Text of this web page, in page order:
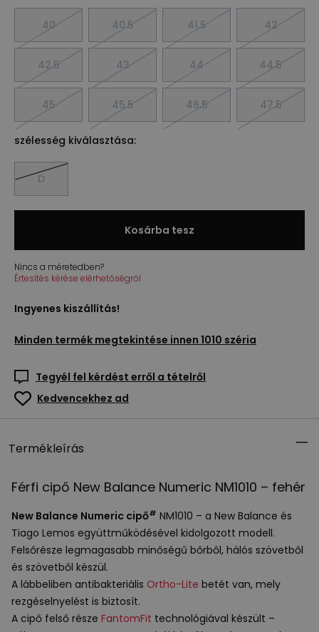
40 40.5 41.5 42
42.5 43 44 44.5
45 45.5 46.5 47.5
szélesség kiválasztása:
D
Kosárba tesz
Nincs a méretedben?
Értesítés kérése elérhetőségről
Ingyenes kiszállítás!
Minden termék megtekintése innen 1010 széria
Tegyél fel kérdést erről a tételről
Kedvencekhez ad
Termékleírás
Férfi cipő New Balance Numeric NM1010 – fehér
New Balance Numeric cipő# NM1010 – a New Balance és
Tiago Lemos együttműködésével kidolgozott modell.
Felsőrésze legmagasabb minőségű bőrből, hálós szövetből
és szövetből készül.
A lábbeliben antibakteriális Ortho-Lite betét van, mely
rezgéselnyelést is biztosít.
A cipő felső része FantomFit technológiával készült –